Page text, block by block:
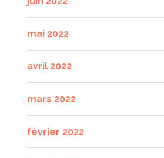
mai 2022
avril 2022
mars 2022
février 2022